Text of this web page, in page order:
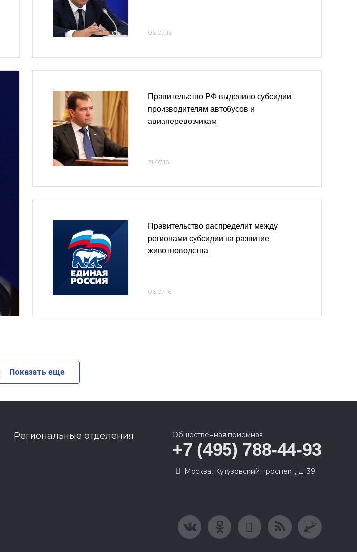
06.09.16
Правительство РФ выделило субсидии
производителям автобусов и
авиаперевозчикам
21.07.16
Правительство распределит между
регионами субсидии на развитие
животноводства
06.07.16
Показать еще
Региональные отделения Общественная приемная
+7 (495) 788-44-93
Москва, Кутузовский проспект, д. 39